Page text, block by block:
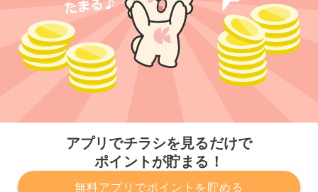
アプリでチラシを見るだけで
ポイントが貯まる！
無料アプリでポイントを貯める